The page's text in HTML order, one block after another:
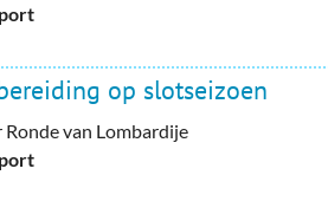
op slotseizoen
van Lombardije